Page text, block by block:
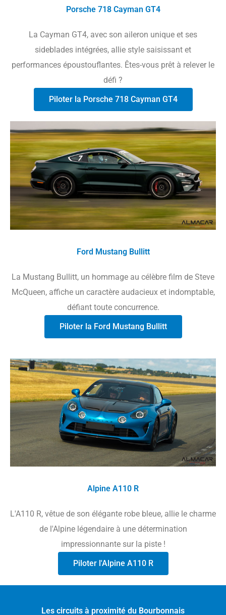
Porsche 718 Cayman GT4
La Cayman GT4, avec son aileron unique et ses
sideblades intégrées, allie style saisissant et
performances époustouflantes. Êtes-vous prêt à relever le
défi ?
Piloter la Porsche 718 Cayman GT4
Ford Mustang Bullitt
La Mustang Bullitt, un hommage au célèbre film de Steve
McQueen, affiche un caractère audacieux et indomptable,
défiant toute concurrence.
Piloter la Ford Mustang Bullitt
Alpine A110 R
L'A110 R, vêtue de son élégante robe bleue, allie le charme
de l'Alpine légendaire à une détermination
impressionnante sur la piste !
Piloter l'Alpine A110 R
Les circuits à proximité du Bourbonnais